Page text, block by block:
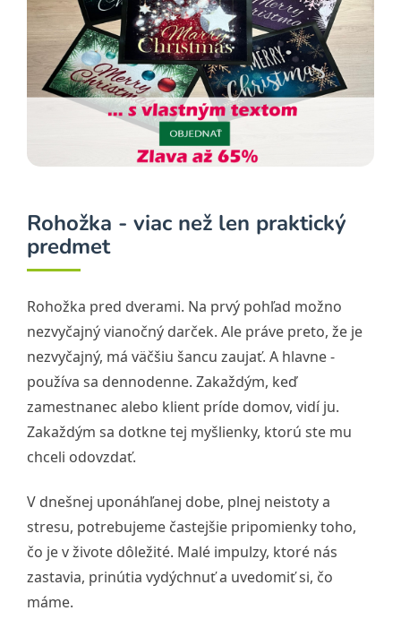
Rohožka - viac než len praktický
predmet
Rohožka pred dverami. Na prvý pohľad možno
nezvyčajný vianočný darček. Ale práve preto, že je
nezvyčajný, má väčšiu šancu zaujať. A hlavne -
používa sa dennodenne. Zakaždým, keď
zamestnanec alebo klient príde domov, vidí ju.
Zakaždým sa dotkne tej myšlienky, ktorú ste mu
chceli odovzdať.
V dnešnej uponáhľanej dobe, plnej neistoty a
stresu, potrebujeme častejšie pripomienky toho,
čo je v živote dôležité. Malé impulzy, ktoré nás
zastavia, prinútia vydýchnuť a uvedomiť si, čo
máme.